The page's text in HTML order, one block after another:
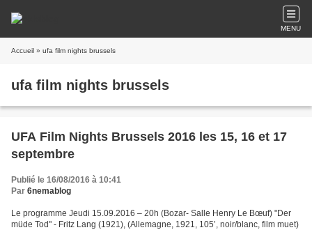
MENU
Accueil » ufa film nights brussels
ufa film nights brussels
UFA Film Nights Brussels 2016 les 15, 16 et 17
septembre
Publié le 16/08/2016 à 10:41
Par 6nemablog
Le programme Jeudi 15.09.2016 – 20h (Bozar- Salle Henry Le Bœuf) "Der
müde Tod" - Fritz Lang (1921), (Allemagne, 1921, 105’, noir/blanc, film muet)